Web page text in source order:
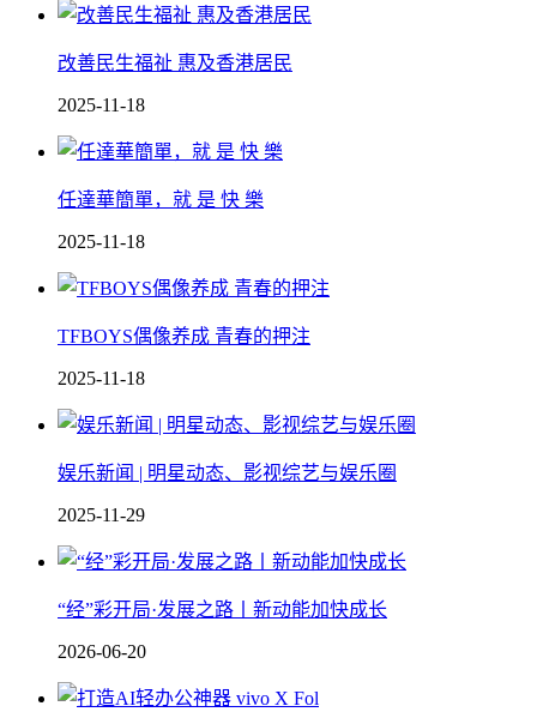
改善民生福祉 惠及香港居民
2025-11-18
任達華簡單，就 是 快 樂
2025-11-18
TFBOYS偶像养成 青春的押注
2025-11-18
娱乐新闻 | 明星动态、影视综艺与娱乐圈
2025-11-29
“经”彩开局·发展之路丨新动能加快成长
2026-06-20